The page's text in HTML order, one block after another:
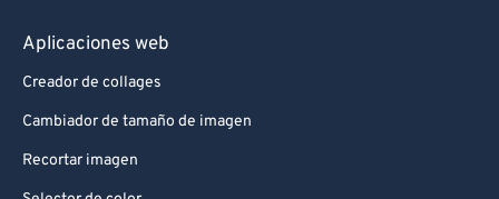
Aplicaciones web
Creador de collages
Cambiador de tamaño de imagen
Recortar imagen